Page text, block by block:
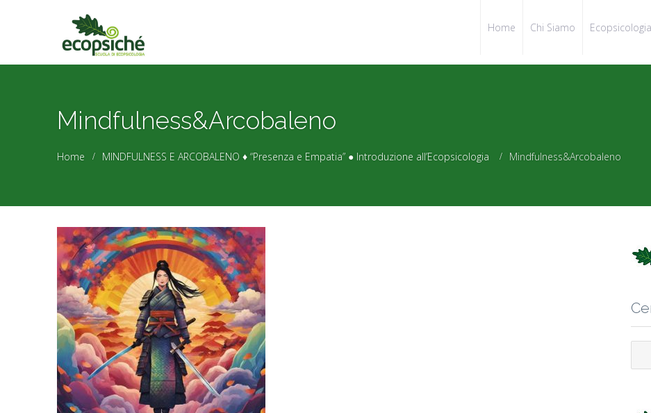
Home Chi Siamo Ecopsicologia
Mindfulness&Arcobaleno
Home MINDFULNESS E ARCOBALENO ♦ “Presenza e Empatia” ● Introduzione all’Ecopsicologia Mindfulness&Arcobaleno